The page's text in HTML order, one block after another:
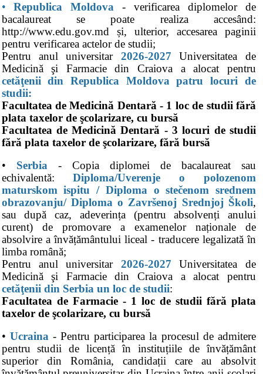
•Republica Moldova- verificarea diplomelor de
bacalaureat se poate realiza accesând:
http://www.edu.gov.md și, ulterior, accesarea paginii
pentru verificarea actelor de studii;
Pentru anul universitar 2026-2027Universitatea de
Medicină şi Farmacie din Craiova a alocat pentru
cetăţenii din Republica Moldova patru locuri de
studii:
Facultatea de Medicină Dentară - 1 loc de studii fără
plata taxelor de şcolarizare, cu bursă
Facultatea de Medicină Dentară - 3 locuri de studii
fără plata taxelor de şcolarizare, fără bursă
• Serbia - Copia diplomei de bacalaureat sau
echivalentă:Diploma/Uverenje o polozenom
maturskom ispitu / Diploma o stečenom srednem
obrazovanju/ Diploma o Završenoj Srednjoj Školi,
sau după caz, adeverința (pentru absolvenți anului
curent) de promovare a examenelor naționale de
absolvire a învățământului liceal - traducere legalizată în
limba română;
Pentru anul universitar 2026-2027Universitatea de
Medicină şi Farmacie din Craiova a alocat pentru
cetăţenii din Serbia un loc de studii:
Facultatea de Farmacie - 1 loc de studii fără plata
taxelor de şcolarizare, cu bursă
• Ucraina - Pentru participarea la procesul de admitere
pentru studii de licență în instituțiile de învățământ
superior din România, candidații care au absolvit